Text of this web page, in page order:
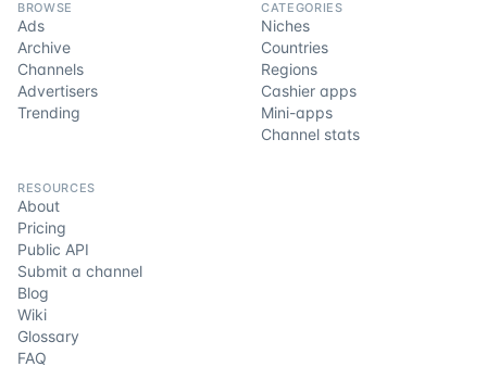
BROWSE
Ads
Archive
Channels
Advertisers
Trending
CATEGORIES
Niches
Countries
Regions
Cashier apps
Mini-apps
Channel stats
RESOURCES
About
Pricing
Public API
Submit a channel
Blog
Wiki
Glossary
FAQ